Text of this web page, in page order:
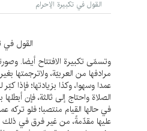
القول في تكبيرة الإحرام
القول في
وتسمّى تكبيرة الافتتاح أيضا.
مرادفها من العربيّة، ولاترجمتها
عمدا وسهوا، وكذا بزيادتها؛ فإذا
الصلاة واحتاج إلى ثالثة، فإن
في حالها القيام منتصبا؛ فلو تركه
عليها مقدّمةً، من غير فرق في ذلك